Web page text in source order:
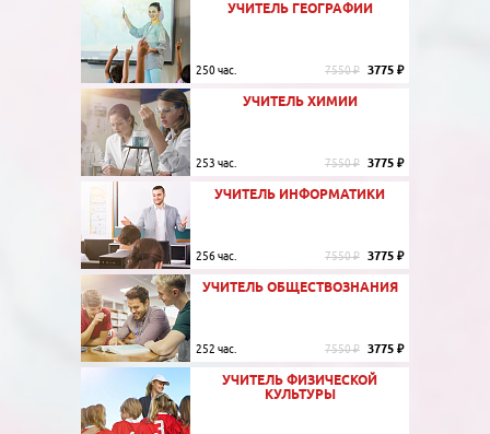
УЧИТЕЛЬ ГЕОГРАФИИ
250 час. 7550 ₽ 3775 ₽
УЧИТЕЛЬ ХИМИИ
253 час. 7550 ₽ 3775 ₽
УЧИТЕЛЬ ИНФОРМАТИКИ
256 час. 7550 ₽ 3775 ₽
УЧИТЕЛЬ ОБЩЕСТВОЗНАНИЯ
252 час. 7550 ₽ 3775 ₽
УЧИТЕЛЬ ФИЗИЧЕСКОЙ
КУЛЬТУРЫ